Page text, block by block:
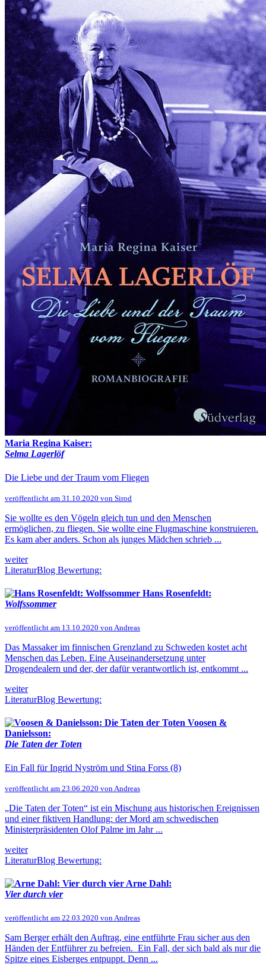
Maria Regina Kaiser:
Selma Lagerlöf
Die Liebe und der Traum vom Fliegen
veröffentlicht am 31.10.2020 von Sirod
Sie wollte es den Vögeln gleich tun und den Menschen
ermöglichen, zu fliegen. Sie wollte eine Flugmaschine konstruieren.
Es kam aber anders. Schon als junges Mädchen schrieb ...
weiter
LiteraturBlog Bewertung:
Hans Rosenfeldt:
Wolfssommer
veröffentlicht am 13.10.2020 von Andreas
Das Massaker im finnischen Grenzland zu Schweden kostet acht
Menschen das Leben. Eine Auseinandersetzung unter
Drogendealern und der, der dafür verantwortlich ist, entkommt ...
weiter
LiteraturBlog Bewertung:
Voosen &
Danielsson:
Die Taten der Toten
Ein Fall für Ingrid Nyström und Stina Forss (8)
veröffentlicht am 23.06.2020 von Andreas
„Die Taten der Toten“ ist ein Mischung aus historischen Ereignissen
und einer fiktiven Handlung: der Mord am schwedischen
Ministerpräsidenten Olof Palme im Jahr ...
weiter
LiteraturBlog Bewertung:
Arne Dahl:
Vier durch vier
veröffentlicht am 22.03.2020 von Andreas
Sam Berger erhält den Auftrag, eine entführte Frau sicher aus den
Händen der Entführer zu befreien. Ein Fall, der sich bald als nur die
Spitze eines Eisberges entpuppt. Denn ...